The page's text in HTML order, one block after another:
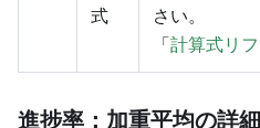
式
さい。
「計算式リ
進捗率：加重平均の詳細